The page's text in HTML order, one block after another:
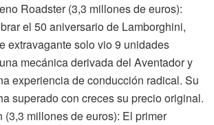
Roadster (3,3 millones de euros):
el 50 aniversario de Lamborghini,
extravagante solo vio 9 unidades
mecánica derivada del Aventador y
experiencia de conducción radical. Su
superado con creces su precio original.
(3,3 millones de euros): El primer